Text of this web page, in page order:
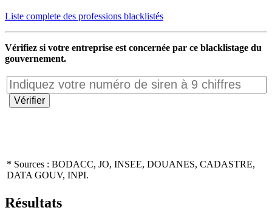
Liste complete des professions blacklistés
Vérifiez si votre entreprise est concernée par ce blacklistage du
gouvernement.
* Sources : BODACC, JO, INSEE, DOUANES, CADASTRE,
DATA GOUV, INPI.
Résultats